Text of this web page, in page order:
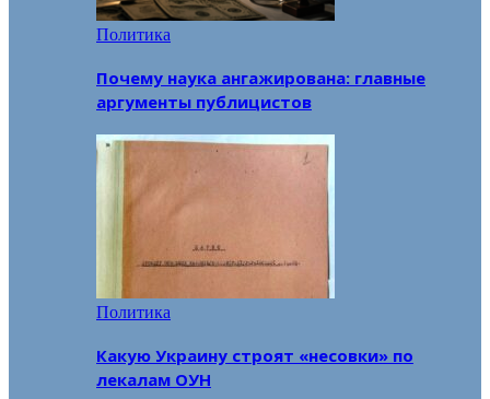
Политика
Почему наука ангажирована: главные
аргументы публицистов
Политика
Какую Украину строят «несовки» по
лекалам ОУН